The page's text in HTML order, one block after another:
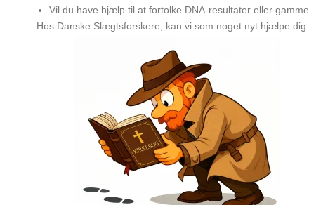
Vil du have hjælp til at fortolke DNA-resultater eller
Hos Danske Slægtsforskere, kan vi som noget nyt hjælpe